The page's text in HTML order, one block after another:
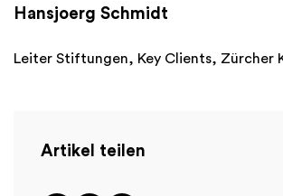
Hansjoerg Schmidt
Leiter Stiftungen, Key Clients, Zürcher
Artikel teilen